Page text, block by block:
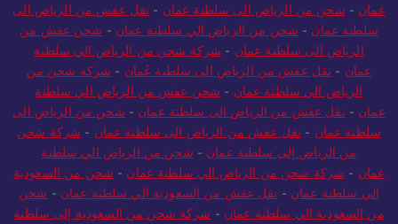
عمان - شحن من الرياض الى سلطنة عمان - نقل عفش من الرياض الى
سلطنة عمان - شحن من الرياض الي سلطنة عمان - شحن عفش من
الرياض الى سلطنة عمان - شركة شحن من الرياض الي سلطنة
عمان - نقل عفش من الرياض الى سلطنة عُمان - شركة شحن من
الرياض الي سلطنة عمان - شحن عفش من الرياض الي سلطنة
عمان - نقل عفش من الرياض الى سلطنة عمان - شحن من الرياض الى
سلطنة عمان - نقل عفش من الرياض الى سلطنة عمان - شركة شحن
من الرياض إلى سلطنة عمان - شحن من الرياض الي سلطنة
عمان - شركة شحن من الرياض الي سلطنة عمان - شحن من السعودية
الي سلطنة عمان - نقل عفش من السعودية الي سلطنة عمان - شحن
من السعودية الي سلطنة عمان - شركة شحن من السعودية إلى سلطنة